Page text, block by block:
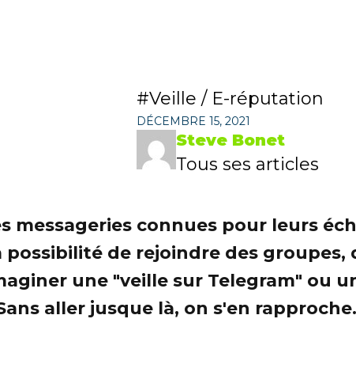
Veille / E-réputation
DÉCEMBRE 15, 2021
Steve Bonet
Tous ses articles
messageries connues pour leurs
de rejoindre des groupes,
une "veille sur Telegram" ou
aller jusque là, on s'en